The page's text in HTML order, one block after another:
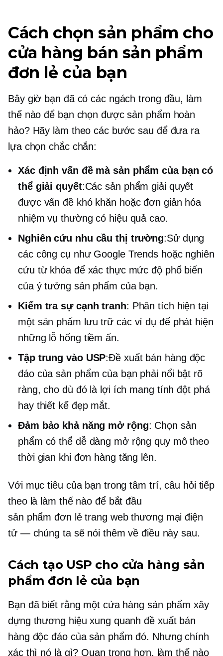
Cách chọn sản phẩm cho
cửa hàng bán sản phẩm
đơn lẻ của bạn
Bây giờ bạn đã có các ngách trong đầu, làm
thế nào để bạn chọn được sản phẩm hoàn
hảo? Hãy làm theo các bước sau để đưa ra
lựa chọn chắc chắn:
Xác định vấn đề mà sản phẩm của bạn có
thể giải quyết:Các sản phẩm giải quyết
được vấn đề khó khăn hoặc đơn giản hóa
nhiệm vụ thường có hiệu quả cao.
Nghiên cứu nhu cầu thị trường:Sử dụng
các công cụ như Google Trends hoặc nghiên
cứu từ khóa để xác thực mức độ phổ biến
của ý tưởng sản phẩm của bạn.
Kiểm tra sự cạnh tranh: Phân tích hiện tại
một sản phẩm lưu trữ các ví dụ để phát hiện
những lỗ hổng tiềm ẩn.
Tập trung vào USP:Đề xuất bán hàng độc
đáo của sản phẩm của bạn phải nổi bật rõ
ràng, cho dù đó là lợi ích mang tính đột phá
hay thiết kế đẹp mắt.
Đảm bảo khả năng mở rộng: Chọn sản
phẩm có thể dễ dàng mở rộng quy mô theo
thời gian khi đơn hàng tăng lên.
Với mục tiêu của bạn trong tâm trí, câu hỏi tiếp
theo là làm thế nào để bắt đầu
sản phẩm đơn lẻtrang web thương mại điện
tử — chúng ta sẽ nói thêm về điều này sau.
Cách tạo USP cho cửa hàng sản
phẩm đơn lẻ của bạn
Bạn đã biết rằng một cửa hàng sản phẩm xây
dựng thương hiệu xung quanh đề xuất bán
hàng độc đáo của sản phẩm đó. Nhưng chính
xác thì nó là gì? Quan trọng hơn, làm thế nào